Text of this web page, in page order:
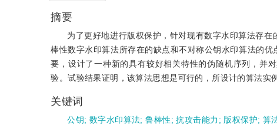
摘要
为了更好地进行版权保护，针对现有数字水印算法存
棒性数字水印算法所存在的缺点和不对称公钥水印算法的
要，设计了一种新的具有较好相关特性的伪随机序列，并
验。试验结果证明，该算法思想是可行的，所设计的算法实
关键词
公钥; 数字水印算法;鲁棒性;抗攻击能力 ; 版权保护; 算